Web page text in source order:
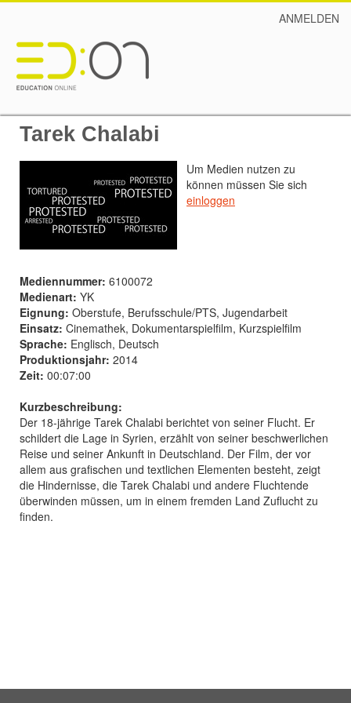
ANMELDEN
Tarek Chalabi
Um Medien nutzen zu
können müssen Sie sich
einloggen
Mediennummer: 6100072
Medienart: YK
Eignung: Oberstufe, Berufsschule/PTS, Jugendarbeit
Einsatz: Cinemathek, Dokumentarspielfilm, Kurzspielfilm
Sprache: Englisch, Deutsch
Produktionsjahr: 2014
Zeit: 00:07:00
Kurzbeschreibung:
Der 18-jährige Tarek Chalabi berichtet von seiner Flucht. Er
schildert die Lage in Syrien, erzählt von seiner beschwerlichen
Reise und seiner Ankunft in Deutschland. Der Film, der vor
allem aus grafischen und textlichen Elementen besteht, zeigt
die Hindernisse, die Tarek Chalabi und andere Fluchtende
überwinden müssen, um in einem fremden Land Zuflucht zu
finden.